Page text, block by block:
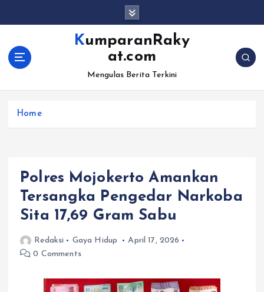
KumparanRaky
at.com
Mengulas Berita Terkini
Home
Polres Mojokerto Amankan
Tersangka Pengedar Narkoba
Sita 17,69 Gram Sabu
Redaksi Gaya Hidup
April 17, 2026
0 Comments